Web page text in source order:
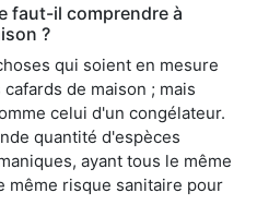
faut-il comprendre à
?
qui soient en mesure
de maison ; mais
celui d'un congélateur.
quantité d'espèces
ayant tous le même
même risque sanitaire pour